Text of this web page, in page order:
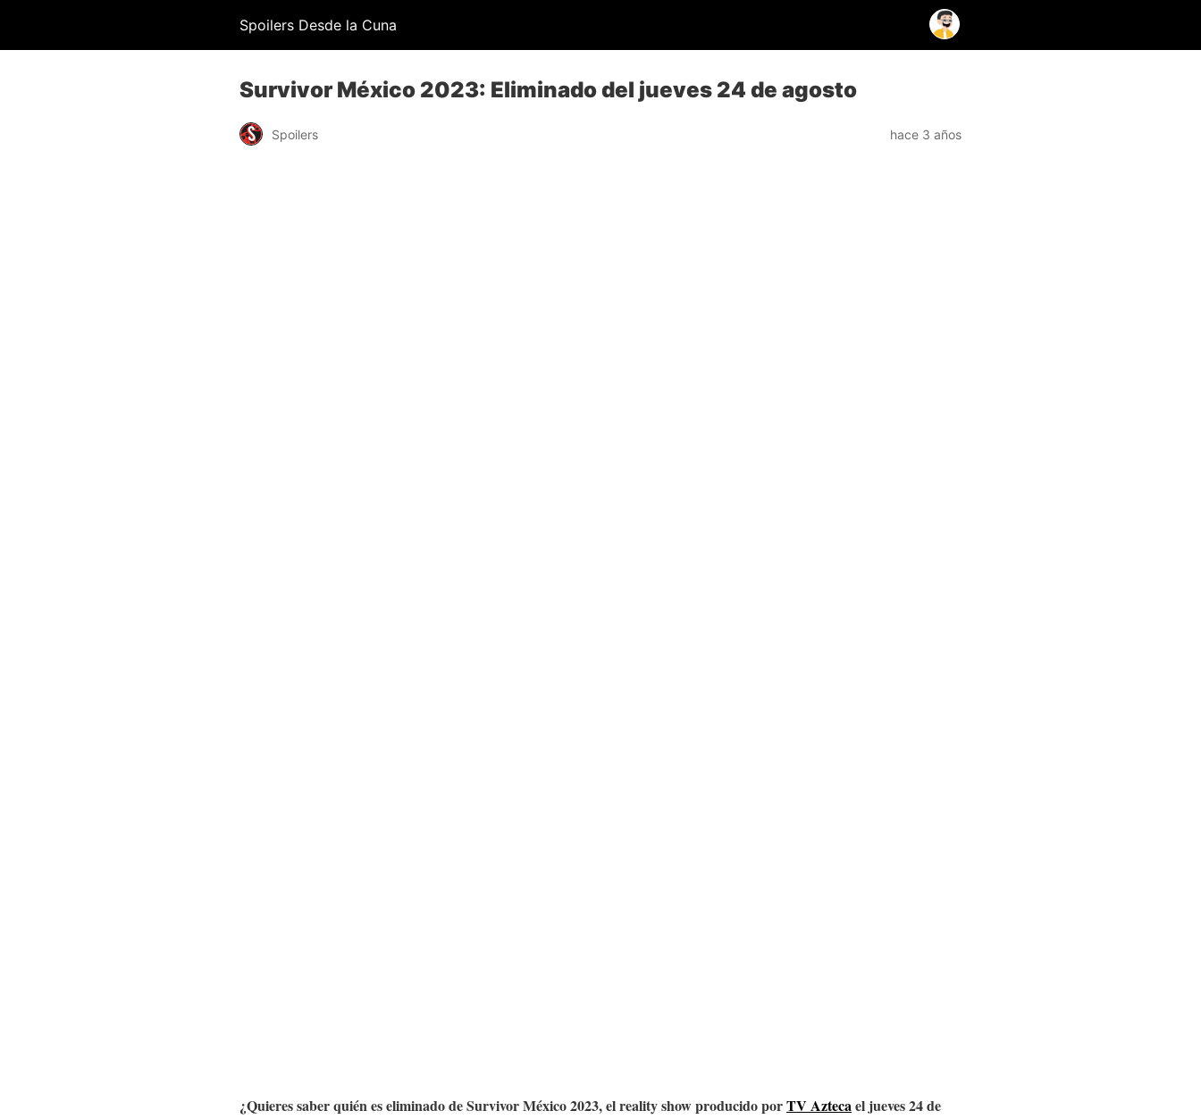
Spoilers Desde la Cuna
Survivor México 2023: Eliminado del jueves 24 de agosto
Spoilers hace 3 años
¿Quieres saber quién es eliminado de Survivor México2023, el reality show producido porTV Aztecael jueves 24 de